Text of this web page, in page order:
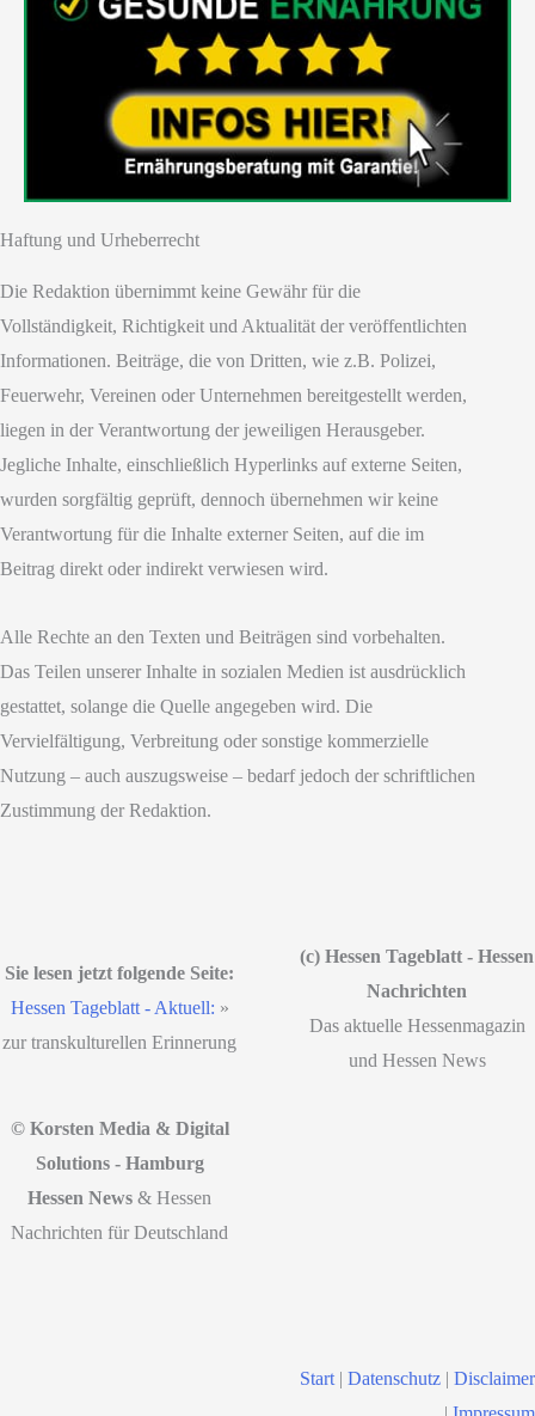
Haftung und Urheberrecht
Die Redaktion übernimmt keine Gewähr für die
Vollständigkeit, Richtigkeit und Aktualität der veröffentlichten
Informationen. Beiträge, die von Dritten, wie z.B. Polizei,
Feuerwehr, Vereinen oder Unternehmen bereitgestellt werden,
liegen in der Verantwortung der jeweiligen Herausgeber.
Jegliche Inhalte, einschließlich Hyperlinks auf externe Seiten,
wurden sorgfältig geprüft, dennoch übernehmen wir keine
Verantwortung für die Inhalte externer Seiten, auf die im
Beitrag direkt oder indirekt verwiesen wird.
Alle Rechte an den Texten und Beiträgen sind vorbehalten.
Das Teilen unserer Inhalte in sozialen Medien ist ausdrücklich
gestattet, solange die Quelle angegeben wird. Die
Vervielfältigung, Verbreitung oder sonstige kommerzielle
Nutzung – auch auszugsweise – bedarf jedoch der schriftlichen
Zustimmung der Redaktion.
Sie lesen jetzt folgende Seite:
Hessen Tageblatt - Aktuell: »
zur transkulturellen Erinnerung
(c) Hessen Tageblatt - Hessen
Nachrichten
Das aktuelle Hessenmagazin
und Hessen News
© Korsten Media & Digital
Solutions - Hamburg
Hessen News & Hessen
Nachrichten für Deutschland
Start | Datenschutz | Disclaimer